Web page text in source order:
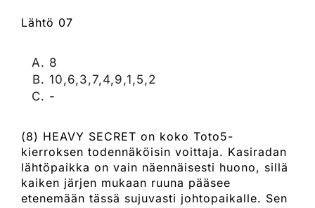
Lähtö 07
8
10,6,3,7,4,9,1,5,2
-
(8) HEAVY SECRET on koko Toto5-
kierroksen todennäköisin voittaja. Kasiradan
lähtöpaikka on vain näennäisesti huono, sillä
kaiken järjen mukaan ruuna pääsee
etenemään tässä sujuvasti johtopaikalle. Sen